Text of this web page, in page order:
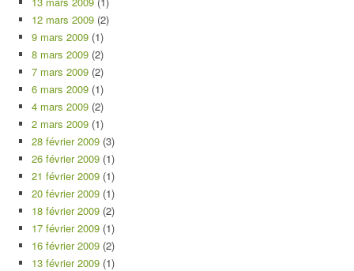
12 mars 2009 (2)
9 mars 2009 (1)
8 mars 2009 (2)
7 mars 2009 (2)
6 mars 2009 (1)
4 mars 2009 (2)
2 mars 2009 (1)
28 février 2009 (3)
26 février 2009 (1)
21 février 2009 (1)
20 février 2009 (1)
18 février 2009 (2)
17 février 2009 (1)
16 février 2009 (2)
13 février 2009 (1)